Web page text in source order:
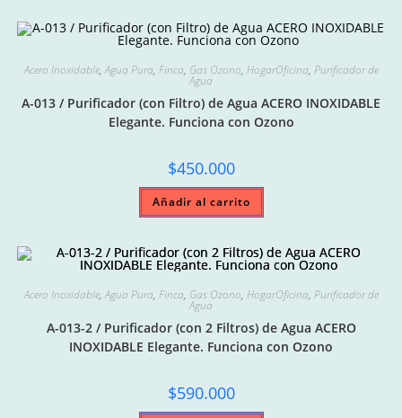
Acero Inoxidable,Agua Pura, Finca, Gas Ozono, HogarOficina, Purificador de
Agua
A-013 / Purificador (con Filtro) de Agua ACERO INOXIDABLE
Elegante. Funciona con Ozono
$450.000
Añadir al carrito
Acero Inoxidable,Agua Pura, Finca, Gas Ozono, HogarOficina, Purificador de
Agua
A-013-2 / Purificador (con 2 Filtros) de Agua ACERO
INOXIDABLE Elegante. Funciona con Ozono
$590.000